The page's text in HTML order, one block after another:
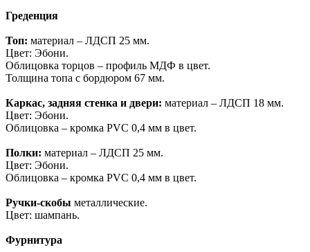
Греденция
Топ: материал – ЛДСП 25 мм.
Цвет: Эбони.
Облицовка торцов – профиль МДФ в цвет.
Толщина топа с бордюром 67 мм.
Каркас, задняя стенка и двери: материал – ЛДСП 18 мм.
Цвет: Эбони.
Облицовка – кромка PVC 0,4 мм в цвет.
Полки: материал – ЛДСП 25 мм.
Цвет: Эбони.
Облицовка – кромка PVC 0,4 мм в цвет.
Ручки-скобы металлические.
Цвет: шампань.
Фурнитура